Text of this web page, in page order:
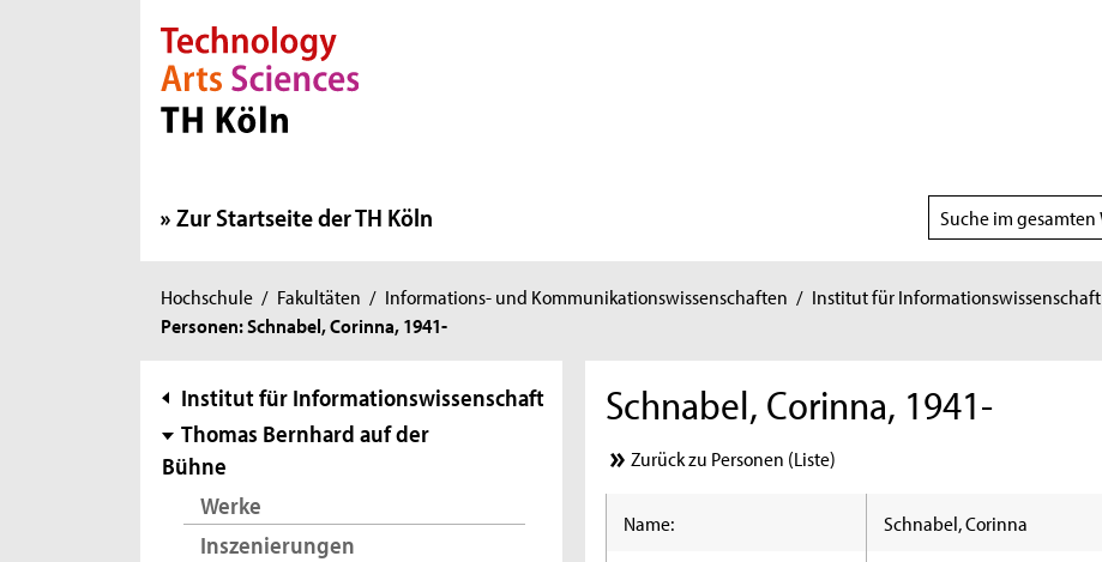
Direkt zur Hauptnavigation
Direkt zur Subnavigation
Direkt zum Inhalt
Direkt zum Fußbereich
Zur Startseite der TH Köln
Suchbereich
wählen
Sie
sind
Hochschule / Fakultäten / Informations- und Kommunikationswissenschaften / Institut für Informationswissenschaft
Personen: Schnabel, Corinna, 1941-
Subnavigation
Institut für Informationswissenschaft
Thomas Bernhard auf der
Bühne
Werke
Inszenierungen
Schnabel, Corinna, 1941-
Zurück zu Personen (Liste)
Name: Schnabel, Corinna